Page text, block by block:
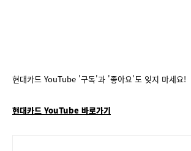
현대카드 YouTube '구독'과 '좋아요'도 잊지 마세요!
현대카드 YouTube 바로가기